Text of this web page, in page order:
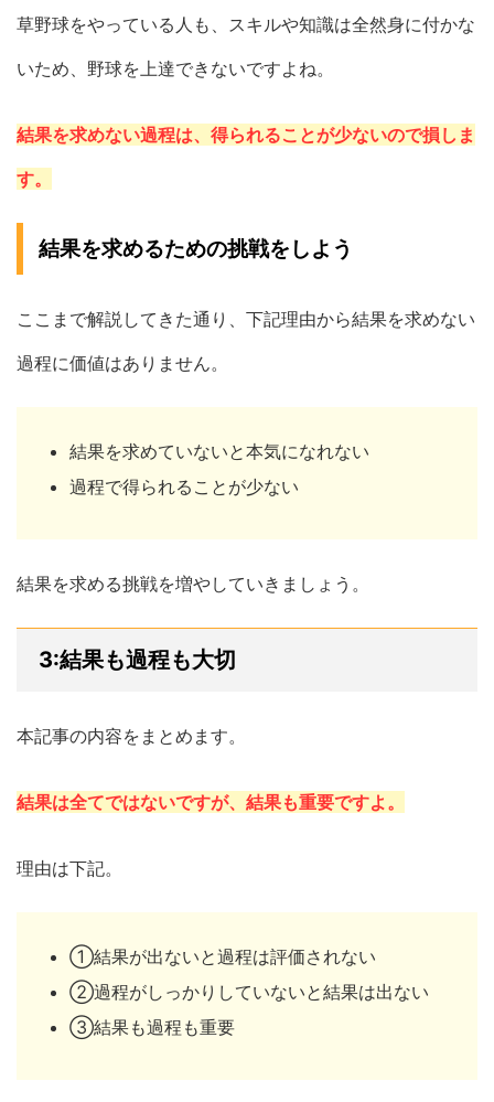
草野球をやっている人も、スキルや知識は全然身に付かな
いため、野球を上達できないですよね。
結果を求めない過程は、得られることが少ないので損しま
す。
結果を求めるための挑戦をしよう
ここまで解説してきた通り、下記理由から結果を求めない
過程に価値はありません。
結果を求めていないと本気になれない
過程で得られることが少ない
結果を求める挑戦を増やしていきましょう。
3:結果も過程も大切
本記事の内容をまとめます。
結果は全てではないですが、結果も重要ですよ。
理由は下記。
①結果が出ないと過程は評価されない
②過程がしっかりしていないと結果は出ない
③結果も過程も重要